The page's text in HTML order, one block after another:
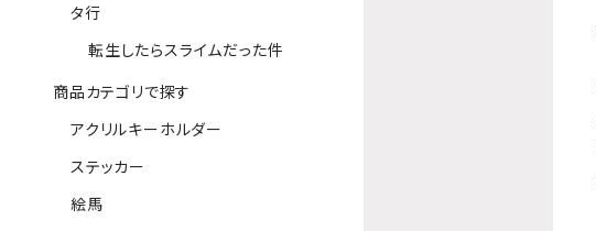
タ行
転生したらスライムだった件
商品カテゴリで探す
アクリルキーホルダー
ステッカー
絵馬